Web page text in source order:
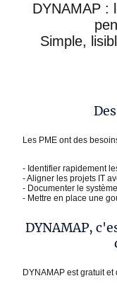
DYNAMAP :
Simple,
Les PME ont des
- Identifier rapidement
- Aligner les projets IT
- Documenter le
- Mettre en place une
DYNAMAP,
DYNAMAP est gratuit